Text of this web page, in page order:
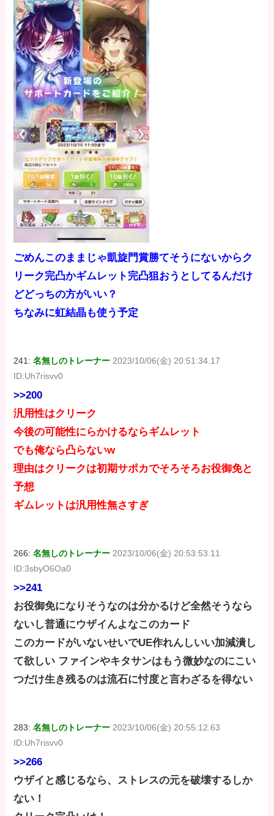
ごめんこのままじゃ凱旋門賞勝てそうにないからク
リーク完凸かギムレット完凸狙おうとしてるんだけ
どどっちの方がいい？
ちなみに虹結晶も使う予定
241:名無しのトレーナー 2023/10/06(金) 20:51:34.17
ID:Uh7risvv0
>>200
汎用性はクリーク
今後の可能性にらかけるならギムレット
でも俺なら凸らないw
理由はクリークは初期サポカでそろそろお役御免と
予想
ギムレットは汎用性無さすぎ
266:名無しのトレーナー 2023/10/06(金) 20:53:53.11
ID:3sbyO6Oa0
>>241
お役御免になりそうなのは分かるけど全然そうなら
ないし普通にウザイんよなこのカード
このカードがいないせいでUE作れんしいい加減潰し
て欲しい ファインやキタサンはもう微妙なのにこい
つだけ生き残るのは流石に忖度と言わざるを得ない
283:名無しのトレーナー 2023/10/06(金) 20:55:12.63
ID:Uh7risvv0
>>266
ウザイと感じるなら、ストレスの元を破壊するしか
ない！